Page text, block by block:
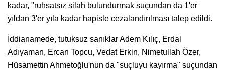
kadar, "ruhsatsız silah bulundurmak suçundan da 1'er
yıldan 3'er yıla kadar hapisle cezalandırılması talep edildi.
İddianamede, tutuksuz sanıklar Adem Kılıç, Erdal
Adıyaman, Ercan Topcu, Vedat Erkin, Nimetullah Özer,
Hüsamettin Ahmetoğlu'nun da "suçluyu kayırma" suçundan